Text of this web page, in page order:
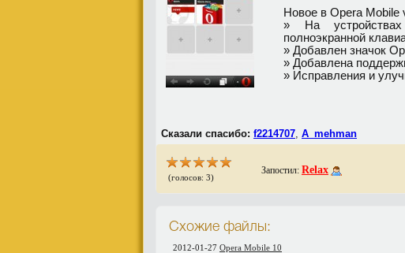
Новое в Opera Mobile
» На
полноэкранной
» Добавлен значок
» Добавлена
» Исправления и
Сказали спасибо: f2214707, A_mehman
(голосов: 3)
Запостил: Relax
Схожие файлы:
2012-01-27 Opera Mobile 10